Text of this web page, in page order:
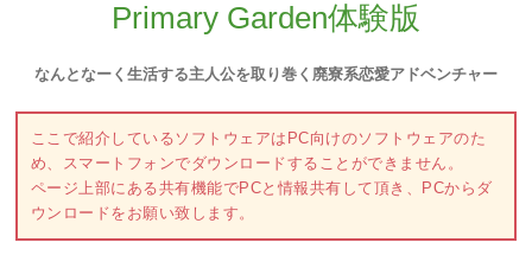
Primary Garden体験版
なんとなーく生活する主人公を取り巻く廃寮系恋愛アドベンチャー
ここで紹介しているソフトウェアはPC向けのソフトウェアのた
め、スマートフォンでダウンロードすることができません。
ページ上部にある共有機能でPCと情報共有して頂き、PCからダ
ウンロードをお願い致します。